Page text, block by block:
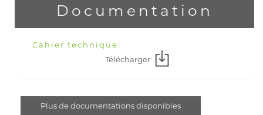
Documentation
Cahier technique
Télécharger
Plus de documentations disponibles